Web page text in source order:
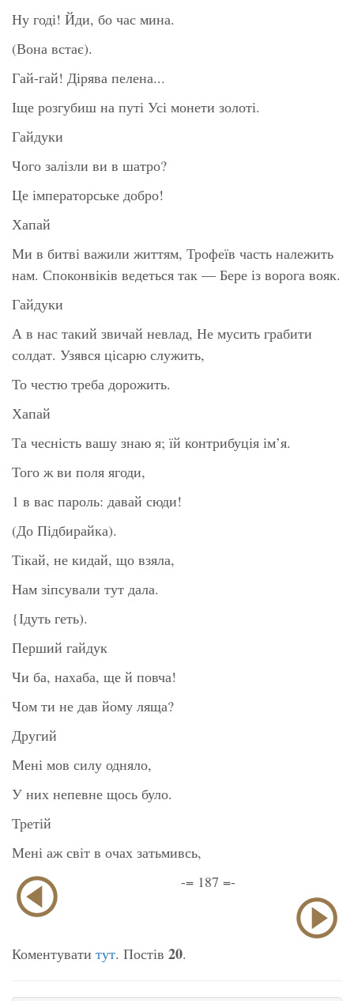
Ну годі! Йди, бо час мина.
(Вона встає).
Гай-гай! Дірява пелена...
Іще розгубиш на путі Усі монети золоті.
Гайдуки
Чого залізли ви в шатро?
Це імператорське добро!
Хапай
Ми в битві важили життям, Трофеїв часть належить
нам. Споконвіків ведеться так — Бере із ворога вояк.
Гайдуки
А в нас такий звичай невлад, Не мусить грабити
солдат. Узявся цісарю служить,
То честю треба дорожить.
Хапай
Та чесність вашу знаю я; їй контрибуція ім’я.
Того ж ви поля ягоди,
1 в вас пароль: давай сюди!
(До Підбирайка).
Тікай, не кидай, що взяла,
Нам зіпсували тут дала.
{Ідуть геть).
Перший гайдук
Чи ба, нахаба, ще й повча!
Чом ти не дав йому ляща?
Другий
Мені мов силу одняло,
У них непевне щось було.
Третій
Мені аж світ в очах затьмивсь,
-= 187 =-
Коментувати тут. Постів 20.